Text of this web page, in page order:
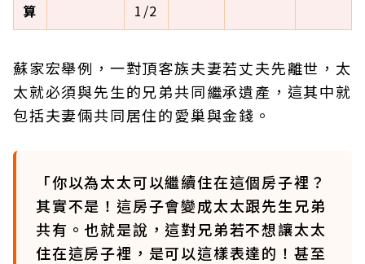
算
1/2
蘇家宏舉例，一對頂客族夫妻若丈夫先離世，太
太就必須與先生的兄弟共同繼承遺產，這其中就
包括夫妻倆共同居住的愛巢與金錢。
「你以為太太可以繼續住在這個房子裡？
其實不是！這房子會變成太太跟先生兄弟
共有。也就是說，這對兄弟若不想讓太太
住在這房子裡，是可以這樣表達的！甚至